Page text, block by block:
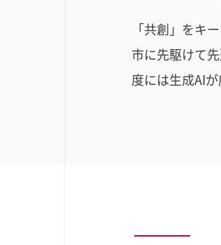
「共創」をキ
市に先駆けて
度には生成AIが